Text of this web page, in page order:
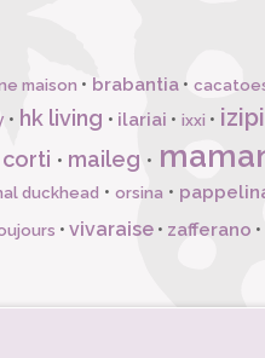
maison • brabantia•
• hk living • ilariai • ixxi •
corti • maileg •
duckhead • orsina •
• vivaraise • zafferano •